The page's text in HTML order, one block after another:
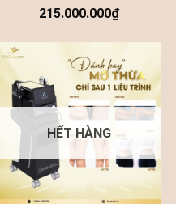
215.000.000₫
HẾT HÀNG